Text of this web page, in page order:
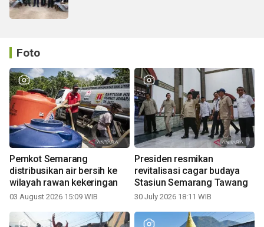
Foto
Pemkot Semarang
distribusikan air bersih ke
wilayah rawan kekeringan
03 August 2026 15:09 WIB
Presiden resmikan
revitalisasi cagar budaya
Stasiun Semarang Tawang
30 July 2026 18:11 WIB